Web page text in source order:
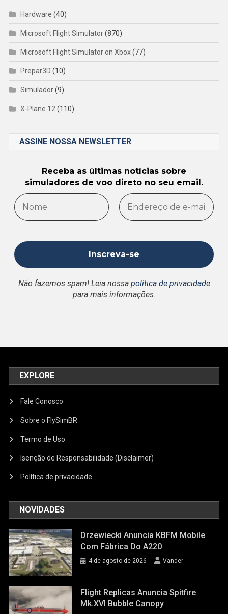
Hardware (40)
Microsoft Flight Simulator(870)
Microsoft Flight Simulator on Xbox(77)
Prepar3D (10)
Simulador(9)
X-Plane 12 (110)
ASSINE NOSSA NEWSLETTER
Receba as últimas notícias sobre
simuladores de voo direto no seu email.
Não fazemos spam! Leia nossa política de privacidade
para mais informações.
EXPLORE
Fale Conosco
Sobre o FlySimBR
Termo de Uso
Isenção de Responsabilidade (Disclaimer)
Política de privacidade
NOVIDADES
Drzewiecki Anuncia KBFM Mobile
Com Fábrica Do A220
4 de agosto de 2026 Vander
Flight Replicas Anuncia Spitfire
Mk.XVI Bubble Canopy